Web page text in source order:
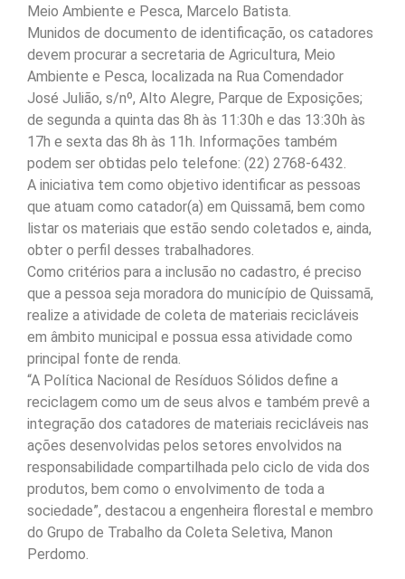
Meio Ambiente e Pesca, Marcelo Batista.
Munidos de documento de identificação, os catadores
devem procurar a secretaria de Agricultura, Meio
Ambiente e Pesca, localizada na Rua Comendador
José Julião, s/nº, Alto Alegre, Parque de Exposições;
de segunda a quinta das 8h às 11:30h e das 13:30h às
17h e sexta das 8h às 11h. Informações também
podem ser obtidas pelo telefone: (22) 2768-6432.
A iniciativa tem como objetivo identificar as pessoas
que atuam como catador(a) em Quissamã, bem como
listar os materiais que estão sendo coletados e, ainda,
obter o perfil desses trabalhadores.
Como critérios para a inclusão no cadastro, é preciso
que a pessoa seja moradora do município de Quissamã,
realize a atividade de coleta de materiais recicláveis
em âmbito municipal e possua essa atividade como
principal fonte de renda.
“A Política Nacional de Resíduos Sólidos define a
reciclagem como um de seus alvos e também prevê a
integração dos catadores de materiais recicláveis nas
ações desenvolvidas pelos setores envolvidos na
responsabilidade compartilhada pelo ciclo de vida dos
produtos, bem como o envolvimento de toda a
sociedade”, destacou a engenheira florestal e membro
do Grupo de Trabalho da Coleta Seletiva, Manon
Perdomo.